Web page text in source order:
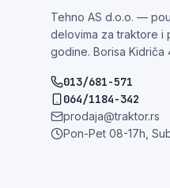
Tehno AS d.o.o. —
delovima za traktore i
godine. Borisa Kidriča
013/681-571
064/1184-342
prodaja@traktor.rs
Pon-Pet 08-17h,